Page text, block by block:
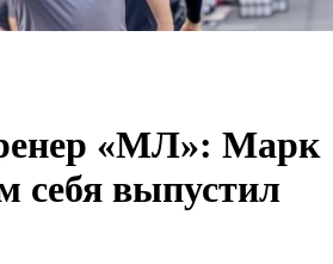
«МЛ»: Марк
себя выпустил